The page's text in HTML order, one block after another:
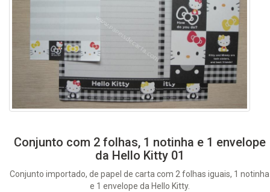
Conjunto com 2 folhas, 1 notinha e 1 envelope
da Hello Kitty 01
Conjunto importado, de papel de carta com 2 folhas iguais, 1 notinha
e 1 envelope da Hello Kitty.